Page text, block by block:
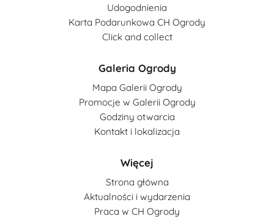
Udogodnienia
Karta Podarunkowa CH Ogrody
Click and collect
Galeria Ogrody
Mapa Galerii Ogrody
Promocje w Galerii Ogrody
Godziny otwarcia
Kontakt i lokalizacja
Więcej
Strona główna
Aktualności i wydarzenia
Praca w CH Ogrody